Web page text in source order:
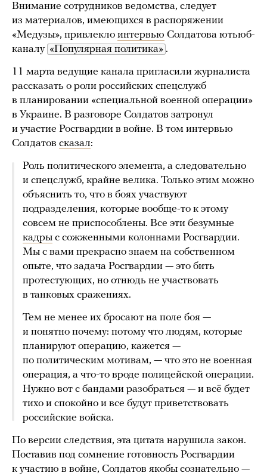
Внимание сотрудников ведомства, следует
из материалов, имеющихся в распоряжении
«Медузы», привлекло интервью Солдатова ютьюб-
каналу «Популярная политика» .
11 марта ведущие канала пригласили журналиста
рассказать о роли российских спецслужб
в планировании «специальной военной операции»
в Украине. В разговоре Солдатов затронул
и участие Росгвардии в войне. В том интервью
Солдатов сказал:
Роль политического элемента, а следовательно
и спецслужб, крайне велика. Только этим можно
объяснить то, что в боях участвуют
подразделения, которые вообще-то к этому
совсем не приспособлены. Все эти безумные
кадры с сожженными колоннами Росгвардии.
Мы с вами прекрасно знаем на собственном
опыте, что задача Росгвардии — это бить
протестующих, но отнюдь не участвовать
в танковых сражениях.
Тем не менее их бросают на поле боя —
и понятно почему: потому что людям, которые
планируют операцию, кажется —
по политическим мотивам, — что это не военная
операция, а что-то вроде полицейской операции.
Нужно вот с бандами разобраться — и всё будет
тихо и спокойно и все будут приветствовать
российские войска.
По версии следствия, эта цитата нарушила закон.
Поставив под сомнение готовность Росгвардии
к участию в войне, Солдатов якобы сознательно —